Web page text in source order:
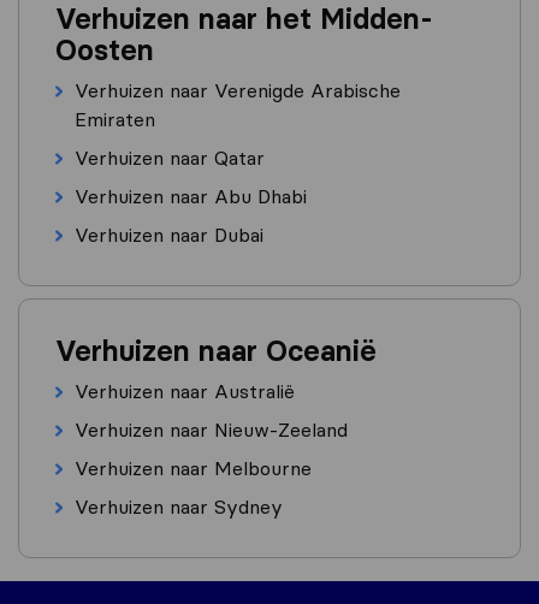
Verhuizen naar het Midden-
Oosten
Verhuizen naar Verenigde Arabische
Emiraten
Verhuizen naar Qatar
Verhuizen naar Abu Dhabi
Verhuizen naar Dubai
Verhuizen naar Oceanië
Verhuizen naar Australië
Verhuizen naar Nieuw-Zeeland
Verhuizen naar Melbourne
Verhuizen naar Sydney